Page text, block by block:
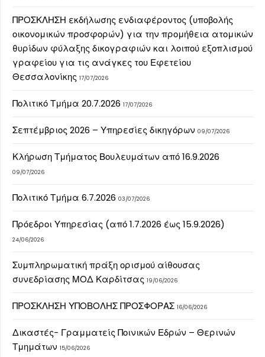
ΠΡΟΣΚΛΗΣΗ εκδήλωσης ενδιαφέροντος (υποβολής
οικονομικών προσφορών) για την προμήθεια ατομικών
θυρίδων φύλαξης δικογραφιών και λοιπού εξοπλισμού
γραφείου για τις ανάγκες του Εφετείου
Θεσσαλονίκης 17/07/2026
Πολιτικό Τμήμα 20.7.2026 17/07/2026
Σεπτέμβριος 2026 – Υπηρεσίες δικηγόρων 09/07/2026
Κλήρωση Τμήματος Βουλευμάτων από 16.9.2026
09/07/2026
Πολιτικό Τμήμα 6.7.2026 03/07/2026
Πρόεδροι Υπηρεσίας (από 1.7.2026 έως 15.9.2026)
24/06/2026
Συμπληρωματική πράξη ορισμού αίθουσας
συνεδρίασης ΜΟΔ Καρδίτσας 19/06/2026
ΠΡΟΣΚΛΗΣΗ ΥΠΟΒΟΛΗΣ ΠΡΟΣΦΟΡΑΣ 16/06/2026
Δικαστές- Γραμματείς Ποινικών Εδρών – Θερινών
Τμημάτων 15/06/2026